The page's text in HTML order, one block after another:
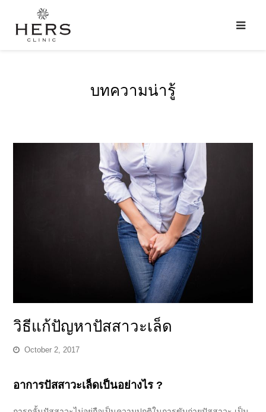
บทความน่ารู้
วิธีแก้ปัญหาปัสสาวะเล็ด
October 2, 2017
อาการปัสสาวะเล็ดเป็นอย่างไร ?